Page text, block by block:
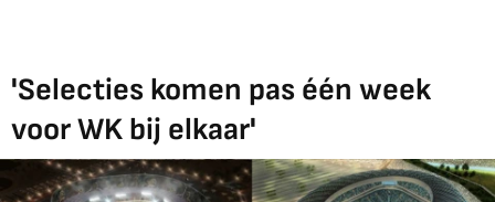
'Selecties komen pas één week
voor WK bij elkaar'